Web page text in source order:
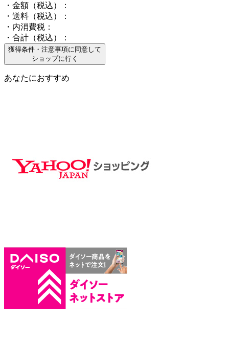
・金額（税込）：
・送料（税込）：
・内消費税：
・合計（税込）：
獲得条件・注意事項に同意して
ショップに行く
あなたにおすすめ